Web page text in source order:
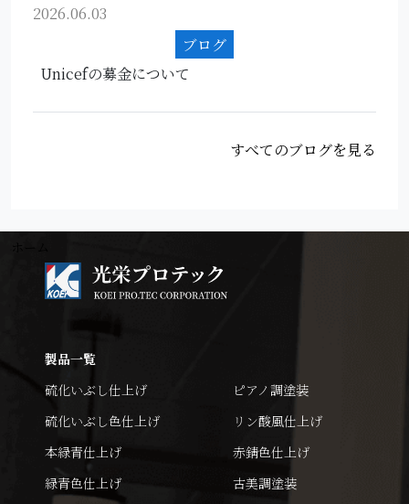
2026.06.03
ブログ
Unicefの募金について
すべてのブログを見る
製品一覧
硫化いぶし仕上げ
硫化いぶし色仕上げ
本緑青仕上げ
緑青色仕上げ
ピアノ調塗装
リン酸風仕上げ
赤錆色仕上げ
古美調塗装